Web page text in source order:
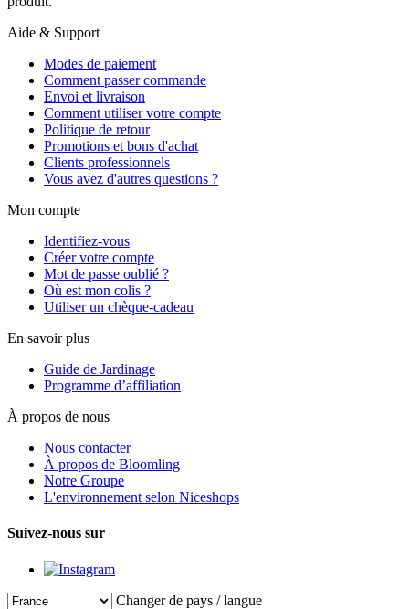
Aide & Support
Modes de paiement
Comment passer commande
Envoi et livraison
Comment utiliser votre compte
Politique de retour
Promotions et bons d'achat
Clients professionnels
Vous avez d'autres questions ?
Mon compte
Identifiez-vous
Créer votre compte
Mot de passe oublié ?
Où est mon colis ?
Utiliser un chèque-cadeau
En savoir plus
Guide de Jardinage
Programme d’affiliation
À propos de nous
Nous contacter
À propos de Bloomling
Notre Groupe
L'environnement selon Niceshops
Suivez-nous sur
Changer de pays / langue